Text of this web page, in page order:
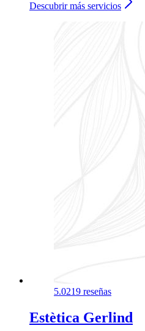
Descubrir más servicios
5.0219 reseñas
Estètica Gerlind